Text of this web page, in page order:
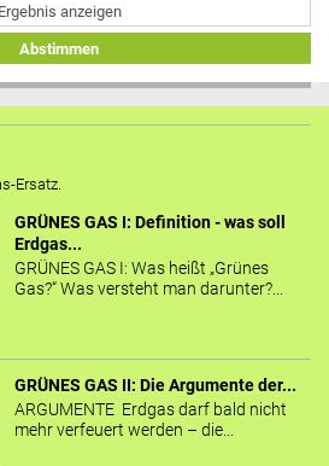
Ergebnis anzeigen
Abstimmen
Ersatz.
GRÜNES GAS I: Definition - was soll
Erdgas...
GRÜNES GAS I: Was heißt „Grünes
Gas?“ Was versteht man darunter?...
GRÜNES GAS II: Die Argumente der...
ARGUMENTE Erdgas darf bald nicht
mehr verfeuert werden – die...